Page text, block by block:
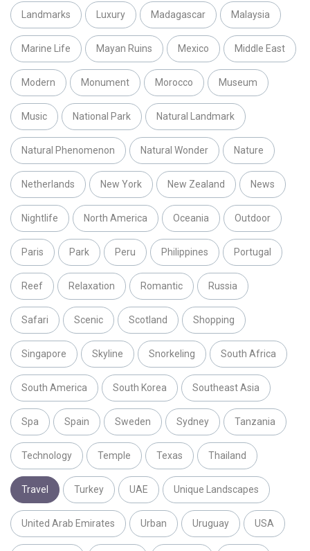
Landmarks Luxury Madagascar Malaysia
Marine Life Mayan Ruins Mexico Middle East
Modern Monument Morocco Museum
Music National Park Natural Landmark
Natural Phenomenon Natural Wonder Nature
Netherlands New York New Zealand News
Nightlife North America Oceania Outdoor
Paris Park Peru Philippines Portugal
Reef Relaxation Romantic Russia
Safari Scenic Scotland Shopping
Singapore Skyline Snorkeling South Africa
South America South Korea Southeast Asia
Spa Spain Sweden Sydney Tanzania
Technology Temple Texas Thailand
Travel Turkey UAE Unique Landscapes
United Arab Emirates Urban Uruguay USA